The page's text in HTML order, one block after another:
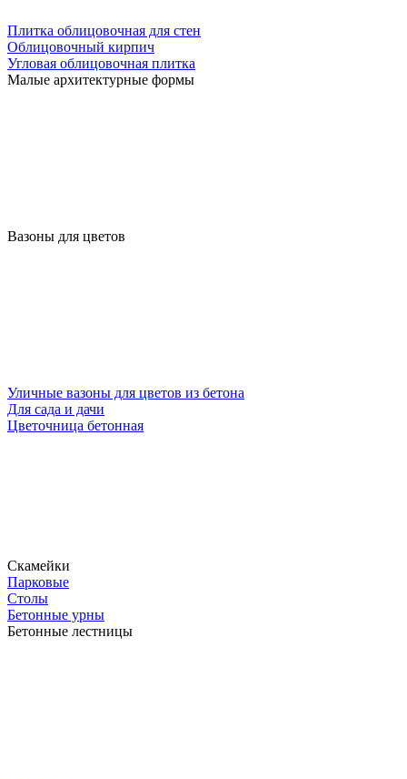
Плитка облицовочная для стен
Облицовочный кирпич
Угловая облицовочная плитка
Малые архитектурные формы
Вазоны для цветов
Уличные вазоны для цветов из бетона
Для сада и дачи
Цветочница бетонная
Скамейки
Парковые
Столы
Бетонные урны
Бетонные лестницы